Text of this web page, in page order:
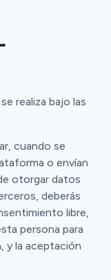
realiza bajo las
cuando se
o envían
otorgar datos
deberás
libre,
persona para
y la aceptación